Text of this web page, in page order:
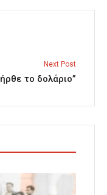
Next Post
το δολάριο”